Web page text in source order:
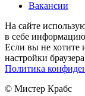
Вакансии
На сайте
в себе
Если вы не хотите
настройки
Политика
© Мистер Крабс